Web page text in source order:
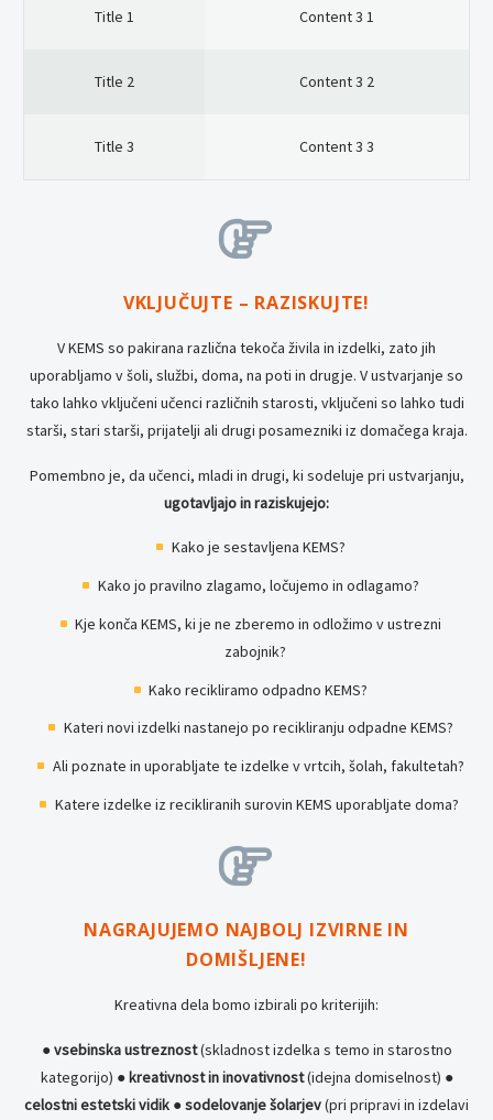
Title 1 Content 3 1
Title 2 Content 3 2
Title 3 Content 3 3


VKLJUČUJTE – RAZISKUJTE!
V KEMS so pakirana različna tekoča živila in izdelki, zato jih
uporabljamo v šoli, službi, doma, na poti in drugje. V ustvarjanje so
tako lahko vključeni učenci različnih starosti, vključeni so lahko tudi
starši, stari starši, prijatelji ali drugi posamezniki iz domačega kraja.
Pomembno je, da učenci, mladi in drugi, ki sodeluje pri ustvarjanju,
ugotavljajo in raziskujejo:
Kako je sestavljena KEMS?
Kako jo pravilno zlagamo, ločujemo in odlagamo?
Kje konča KEMS, ki je ne zberemo in odložimo v ustrezni
zabojnik?
Kako recikliramo odpadno KEMS?
Kateri novi izdelki nastanejo po recikliranju odpadne KEMS?
Ali poznate in uporabljate te izdelke v vrtcih, šolah, fakultetah?
Katere izdelke iz recikliranih surovin KEMS uporabljate doma?


NAGRAJUJEMO NAJBOLJ IZVIRNE IN
DOMIŠLJENE!
Kreativna dela bomo izbirali po kriterijih:
●vsebinska ustreznost(skladnost izdelka s temo in starostno
kategorijo) ●kreativnost in inovativnost(idejna domiselnost) ●
celostni estetski vidik ●sodelovanje šolarjev(pri pripravi in izdelavi